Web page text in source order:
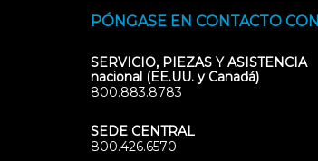
PÓNGASE EN CONTACTO CON
SERVICIO, PIEZAS Y ASISTENCIA
nacional (EE.UU. y Canadá)
800.883.8783
SEDE CENTRAL
800.426.6570